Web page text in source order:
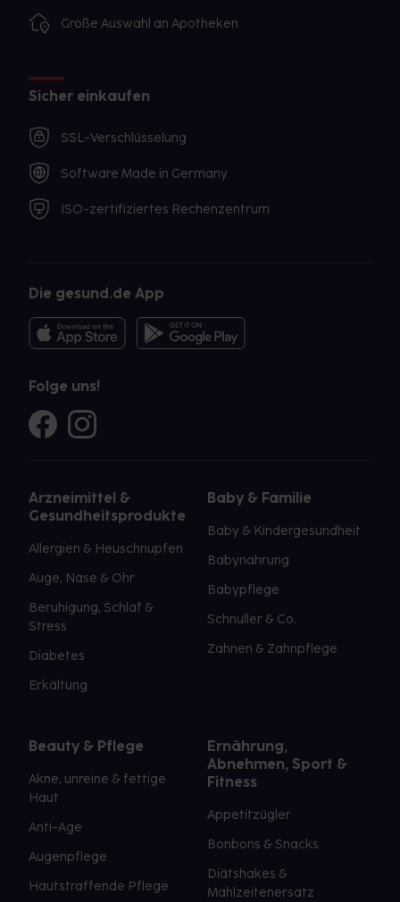
Große Auswahl an Apotheken
Sicher einkaufen
SSL-Verschlüsselung
Software Made in Germany
ISO-zertifiziertes Rechenzentrum
Die gesund.de App
Folge uns!
Arzneimittel &
Gesundheitsprodukte
Allergien & Heuschnupfen
Auge, Nase & Ohr
Beruhigung, Schlaf &
Stress
Diabetes
Erkältung
Baby & Familie
Baby & Kindergesundheit
Babynahrung
Babypflege
Schnuller & Co.
Zahnen & Zahnpflege
Beauty & Pflege
Akne, unreine & fettige
Haut
Anti-Age
Augenpflege
Hautstraffende Pflege
Ernährung,
Abnehmen, Sport &
Fitness
Appetitzügler
Bonbons & Snacks
Diätshakes &
Mahlzeitenersatz